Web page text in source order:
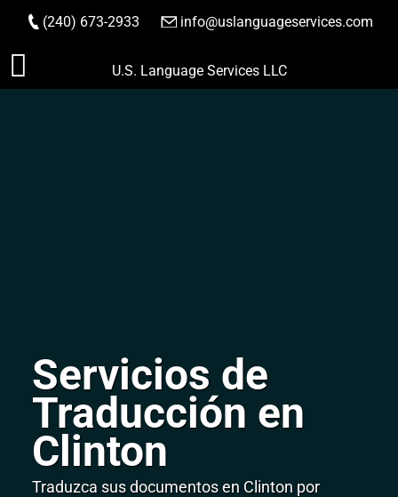
Saltar
(240) 673-2933 info@uslanguageservices.com
HACER PEDIDO
U.S. Language Services LLC
Servicios de
Traducción en
Clinton
Traduzca sus documentos en Clinton por